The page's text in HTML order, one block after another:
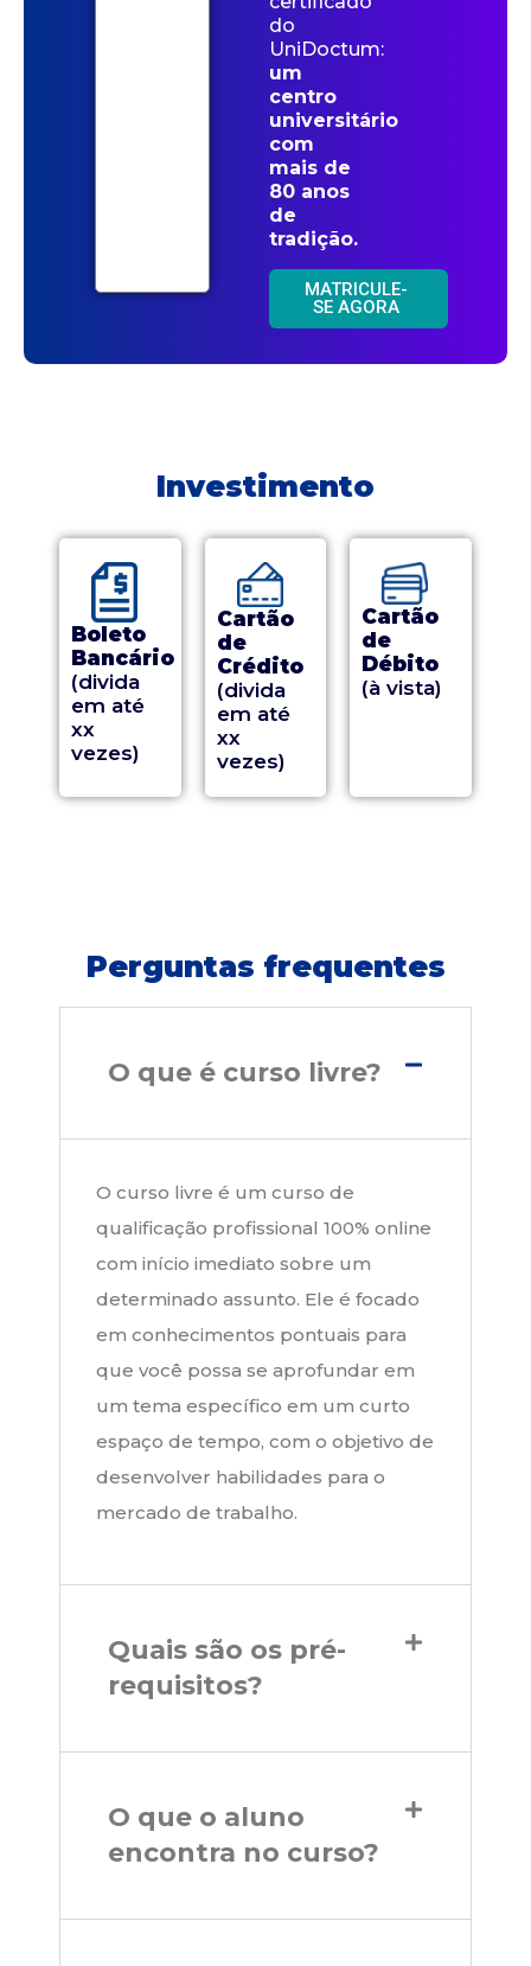
do
UniDoctum:
um
centro
universitário
com
mais de
80 anos
de
tradição.
MATRICULE-
SE AGORA
Investimento
Boleto
Bancário
(divida
em até
xx
vezes)
Cartão
de
Crédito
(divida
em até
xx
vezes)
Cartão
de
Débito
(à vista)
Perguntas frequentes
O que é curso livre?
O curso livre é um curso de
qualificação profissional 100% online
com início imediato sobre um
determinado assunto. Ele é focado
em conhecimentos pontuais para
que você possa se aprofundar em
um tema específico em um curto
espaço de tempo, com o objetivo de
desenvolver habilidades para o
mercado de trabalho.
Quais são os pré-
requisitos?
O que o aluno
encontra no curso?